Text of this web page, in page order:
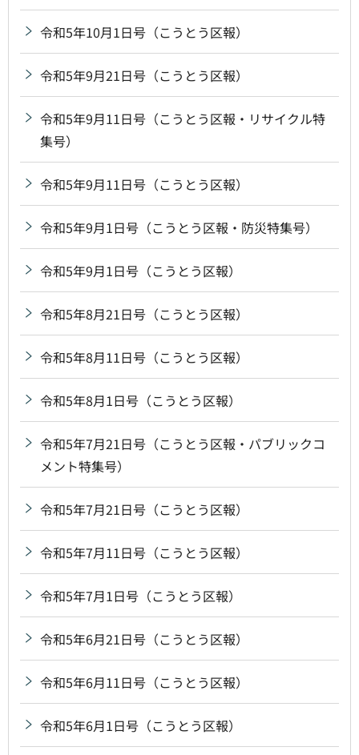
令和5年10月1日号（こうとう区報）
令和5年9月21日号（こうとう区報）
令和5年9月11日号（こうとう区報・リサイクル特
集号）
令和5年9月11日号（こうとう区報）
令和5年9月1日号（こうとう区報・防災特集号）
令和5年9月1日号（こうとう区報）
令和5年8月21日号（こうとう区報）
令和5年8月11日号（こうとう区報）
令和5年8月1日号（こうとう区報）
令和5年7月21日号（こうとう区報・パブリックコ
メント特集号）
令和5年7月21日号（こうとう区報）
令和5年7月11日号（こうとう区報）
令和5年7月1日号（こうとう区報）
令和5年6月21日号（こうとう区報）
令和5年6月11日号（こうとう区報）
令和5年6月1日号（こうとう区報）